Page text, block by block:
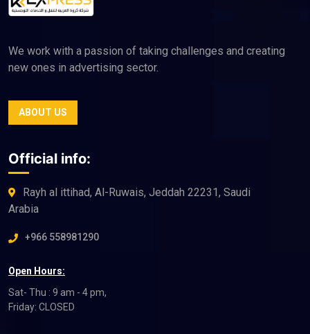
We work with a passion of taking challenges and creating
new ones in advertising sector.
ABOUT US
Official info:
Rayh al ittihad, Al-Ruwais, Jeddah 22231, Saudi
Arabia
+966 558981290
Open Hours:
Sat- Thu : 9 am - 4 pm,
Friday: CLOSED